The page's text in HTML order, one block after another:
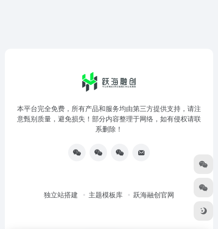
本平台完全免费，所有产品和服务均由第三方提供支持，请注
意甄别质量，避免损失！部分内容整理于网络，如有侵权请联
系删除！
独立站搭建 主题模板库 跃海融创官网